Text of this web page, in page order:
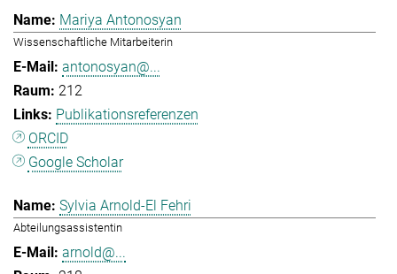
Mariya Antonosyan
Wissenschaftliche Mitarbeiterin
antonosyan@...
212
Publikationsreferenzen
ORCID
Google Scholar
Sylvia Arnold-El Fehri
Abteilungsassistentin
arnold@...